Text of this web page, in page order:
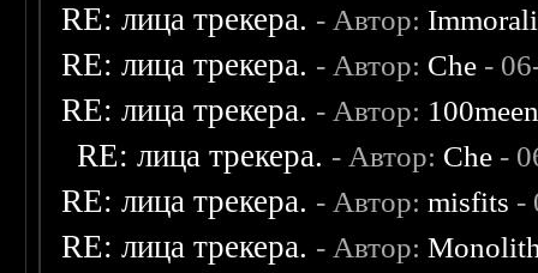
RE: лица трекера. - Автор:
RE: лица трекера. - Автор: Che -
RE: лица трекера. - Автор:
RE: лица трекера. - Автор: Che -
RE: лица трекера. - Автор:misfits -
RE: лица трекера. - Автор: